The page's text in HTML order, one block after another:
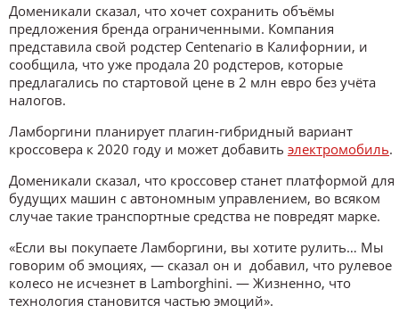
Доменикали сказал, что хочет сохранить объёмы
предложения бренда ограниченными. Компания
представила свой родстер ​​Centenario в Калифорнии, и
сообщила, что уже продала 20 родстеров, которые
предлагались по стартовой цене в 2 млн евро без учёта
налогов.
Ламборгини планирует плагин-гибридный вариант
кроссовера к 2020 году и может добавить электромобиль.
Доменикали сказал, что кроссовер станет платформой для
будущих машин с автономным управлением, во всяком
случае такие транспортные средства не повредят марке.
«Если вы покупаете Ламборгини, вы хотите рулить… Мы
говорим об эмоциях, — сказал он и добавил, что рулевое
колесо не исчезнет в Lamborghini. — Жизненно, что
технология становится частью эмоций».